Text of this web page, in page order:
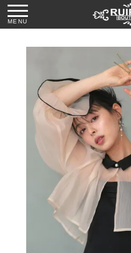
MENU
●グリッターチャン
キーローヒールパ